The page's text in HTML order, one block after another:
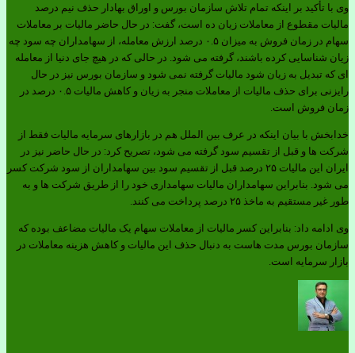
وی با تأکید بر اینکه تمام تلاش سازمان بورس و اوراق بهادار حذف نیم درصد
مالیات مقطوع از معاملات زیان ده است، گفت: در حال حاضر مالیات بر معاملات
سهام در زمان فروش به میزان ۰.۵ درصد ارزش معامله، از سهامداران چه سود چه
زیان شناسایی کرده باشند، گرفته می شود. در حالی که در هیچ جای دنیا از معامله
ای که تبدیل به زیان شود مالیات گرفته نمی شود و سازمان بورس نیز در حال
رایزنی برای حذف مالیات از معاملات منجر به زیان و کاهش مالیات ۰.۵ درصد در
زمان فروش است
خدابخش با بیان اینکه در عرف بین الملل هم در بازارهای سرمایه مالیات فقط از
شرکت ها و قبل از تقسیم سود گرفته می شود، تصریح کرد: در حال حاضر نیز در
ایران این مالیات ۲۵ درصد قبل از تقسیم سود بین سهامداران از سود شرکت کسر
می شود. بنابراین سهامداران مالیات سهامداری خود را از طریق شرکت ها و به
طور غیر مستقیم به ماخذ ۲۵ درصد پرداخت می کنند
وی ادامه داد: بنابراین کسر مالیات از معاملات سهام یک مالیات مضاعف بوده که
سازمان بورس مدت هاست به دنبال حذف این مالیات و کاهش هزینه معاملات در
بازار سرمایه است